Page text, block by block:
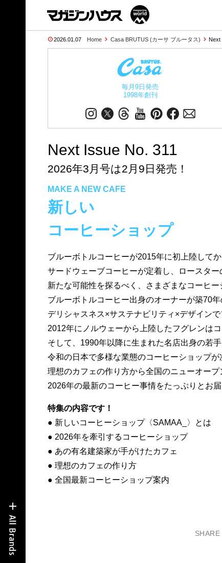
2026.01.07 Home Casa BRUTUS (カーサ ブルータス) Next
毎月9日発売
1998年創刊
Next Issue No. 311
2026年3月号は2月9日発売！
MAKE A NEW CAFE
新しい
コーヒーショップ
ブルーボトルコーヒーが2015年に初上陸してか
サードウェーブコーヒーが定着し、ロースター
新たな可能性を探るべく、さまざまなコーヒー
ブルーボトルコーヒー出身のオーナーが築70
デリシャスネス×サステナビリティ×デザイン
2012年にノルウェーから上陸したフグレンは
そして、1990年以降に生まれた名店出身の若
令和の日本で多様な業態のコーヒーショップ
理想のカフェの作り方から全国のニューオープ
2026年の最新のコーヒー事情をたっぷりとお届
特集の内容です！
● 新しいコーヒーショップ〈SAMAA_〉とは
● 2026年を牽引するコーヒーショップ
● あの有名建築家が手がけたカフェ
● 理想のカフェの作り方
● 全国最新コーヒーショップ案内
SHARE